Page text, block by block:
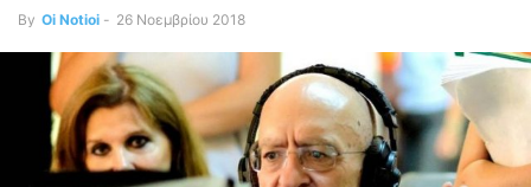
By Oi Notioi - 26 Νοεμβρίου 2018